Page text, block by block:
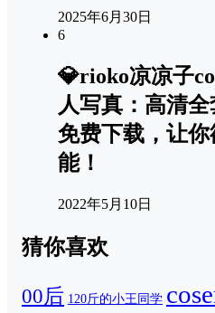
2025年6月30日
6
💎rioko凉凉子
人写真：高清
免费下载，让你
能！
2022年5月10日
猜你喜欢
00后 120斤的小王同学